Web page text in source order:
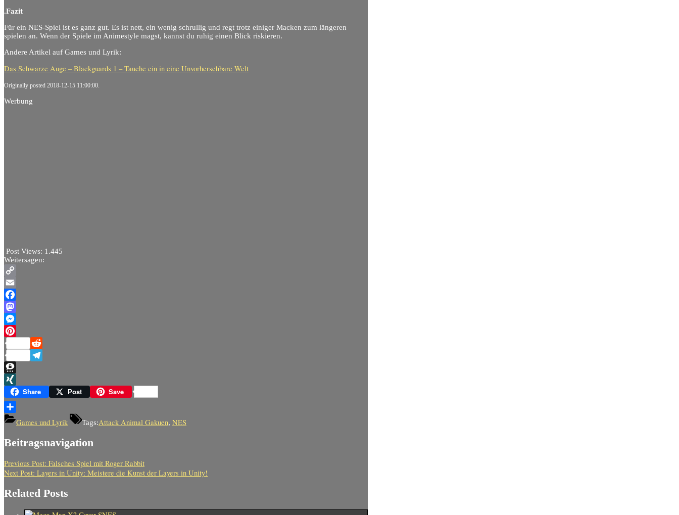
.Fazit
Für ein NES-Spiel ist es ganz gut. Es ist nett, ein wenig schrullig und regt trotz einiger Macken zum längeren
spielen an. Wenn der Spiele im Animestyle magst, kannst du ruhig einen Blick riskieren.
Andere Artikel auf Games und Lyrik:
Das Schwarze Auge – Blackguards 1 – Tauche ein in eine Unvorhersehbare Welt
Originally posted 2018-12-15 11:00:00.
Werbung
Post Views: 1.445
Weitersagen:
Copy
Link
Email
Facebook
Mastodon
Messenger
Pinterest
Reddit
Telegram
Threema
XINGShare Post Save
TeilenGames und Lyrik Tags:Attack Animal Gakuen, NES
Beitragsnavigation
Previous Post: Falsches Spiel mit Roger Rabbit
Next Post: Layers in Unity: Meistere die Kunst der Layers in Unity!
Related Posts